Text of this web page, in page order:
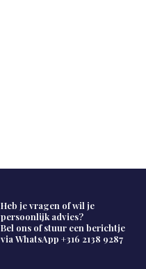
Heb je vragen of wil je
persoonlijk advies?
Bel ons of stuur een berichtje
via WhatsApp +316 2138 9287